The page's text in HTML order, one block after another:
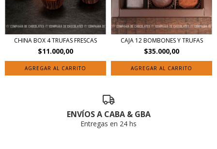
CHINA BOX 4 TRUFAS FRESCAS
$11.000,00
CAJA 12 BOMBONES Y TRUFAS
$35.000,00
ENVÍOS A CABA & GBA
Entregas en 24 hs